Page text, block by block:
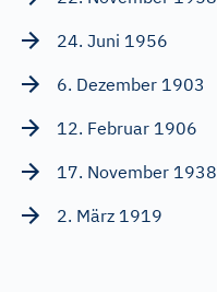
24. Juni 1956
6. Dezember 1903
12. Februar 1906
17. November 1938
2. März 1919